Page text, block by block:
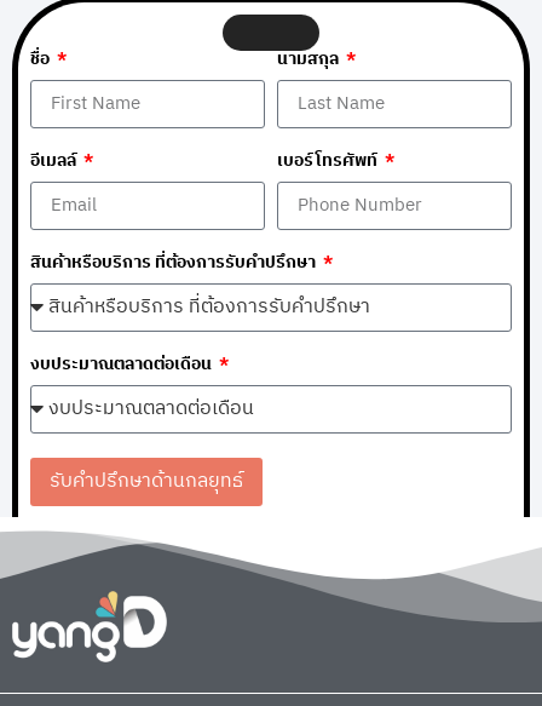
ชื่อ นามสกุล
อีเมลล์ เบอร์โทรศัพท์
สินค้าหรือบริการ ที่ต้องการรับคำปรึกษา
งบประมาณตลาดต่อเดือน
รับคำปรึกษาด้านกลยุทธ์